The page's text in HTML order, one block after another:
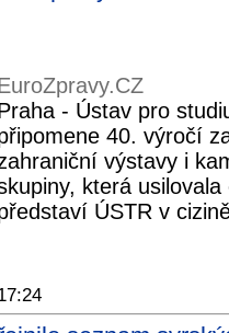
- Ústav pro
40. výročí
výstavy i
která
ÚSTR v